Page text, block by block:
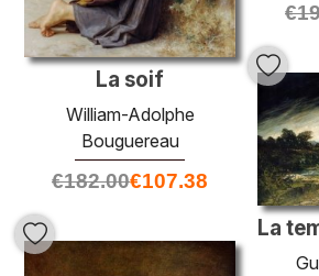
€
La soif
William-Adolphe
Bouguereau
€182.00€107.38